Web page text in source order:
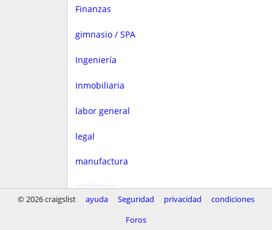
Finanzas
gimnasio / SPA
Ingeniería
inmobiliaria
labor general
legal
manufactura
marketing
© 2026 craigslist ayuda Seguridad privacidad
condiciones
Foros